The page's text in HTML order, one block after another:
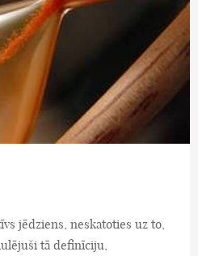
jēdziens, neskatoties uz to,
tā definīciju,